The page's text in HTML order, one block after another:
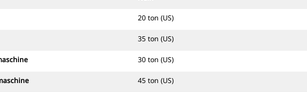
20 ton (US)
35 ton (US)
30 ton (US)
45 ton (US)